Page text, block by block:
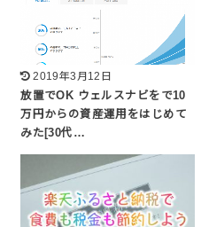
2019年3月12日
放置でOK ウェルスナビをで10
万円からの資産運用をはじめて
みた[30代…